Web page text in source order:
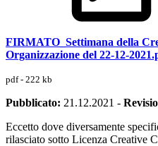
FIRMATO_Settimana della
Organizzazione del 22-12-
pdf - 222 kb
Pubblicato: 21.12.2021 -
Eccetto dove diversamente
rilasciato sotto Licenza Creative